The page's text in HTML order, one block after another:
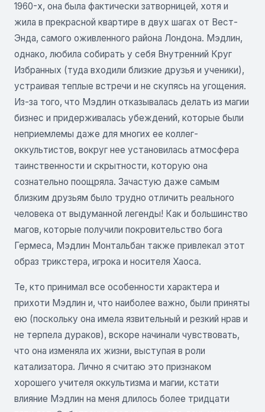
1960-х, она была фактически затворницей, хотя и
жила в прекрасной квартире в двух шагах от Вест-
Энда, самого оживленного района Лондона. Мэдлин,
однако, любила собирать у себя Внутренний Круг
Избранных (туда входили близкие друзья и ученики),
устраивая теплые встречи и не скупясь на угощения.
Из-за того, что Мэдлин отказывалась делать из магии
бизнес и придерживалась убеждений, которые были
неприемлемы даже для многих ее коллег-
оккультистов, вокруг нее установилась атмосфера
таинственности и скрытности, которую она
сознательно поощряла. Зачастую даже самым
близким друзьям было трудно отличить реального
человека от выдуманной легенды! Как и большинство
магов, которые получили покровительство бога
Гермеса, Мэдлин Монтальбан также привлекал этот
образ трикстера, игрока и носителя Хаоса.
Те, кто принимал все особенности характера и
прихоти Мэдлин и, что наиболее важно, были приняты
ею (поскольку она имела язвительный и резкий нрав и
не терпела дураков), вскоре начинали чувствовать,
что она изменяла их жизни, выступая в роли
катализатора. Лично я считаю это признаком
хорошего учителя оккультизма и магии, кстати
влияние Мэдлин на меня длилось более тридцати